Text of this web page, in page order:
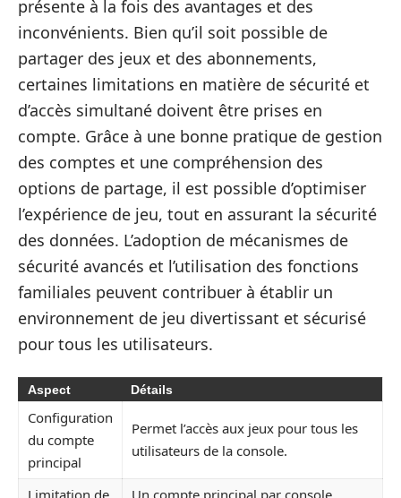
présente à la fois des avantages et des
inconvénients. Bien qu’il soit possible de
partager des jeux et des abonnements,
certaines limitations en matière de sécurité et
d’accès simultané doivent être prises en
compte. Grâce à une bonne pratique de gestion
des comptes et une compréhension des
options de partage, il est possible d’optimiser
l’expérience de jeu, tout en assurant la sécurité
des données. L’adoption de mécanismes de
sécurité avancés et l’utilisation des fonctions
familiales peuvent contribuer à établir un
environnement de jeu divertissant et sécurisé
pour tous les utilisateurs.
Aspect Détails
Configuration
du compte
principal
Permet l’accès aux jeux pour tous les
utilisateurs de la console.
Limitation de Un compte principal par console,